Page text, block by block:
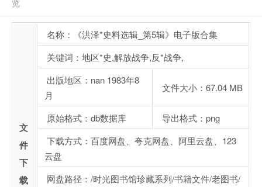
览
文
件
下
载
名称：《洪泽*史料选辑_第5辑》电子版合集
关键词：地区*史,解放战争,反*战争,
出版地区：nan 1983年8
月
文件大小：67.04 MB
原始格式：db数据库
导出格式：png
下载方式：百度网盘、夸克网盘、阿里云盘、123
云盘
网盘路径：/时光图书馆珍藏系列/书籍文件/老图书/